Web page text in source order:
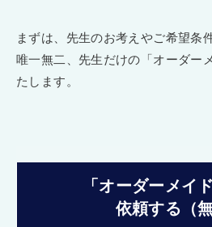
まずは、先生のお考えやご希望条
唯一無二、先生だけの「オーダー
たします。
「オーダーメイ
依頼する（無